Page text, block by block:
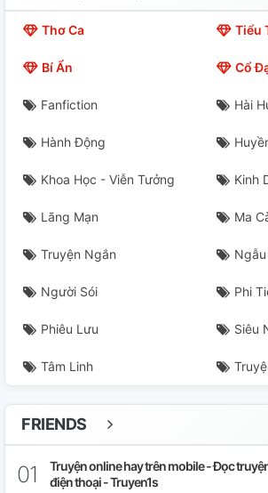
Thơ Ca Tiểu
Bí Ẩn Cổ
Fanfiction Hài
Hành Động
Khoa Học - Viễn Tưởng Kinh
Lãng Mạn Ma
Truyện Ngắn
Người Sói Phi
Phiêu Lưu Siêu
Tâm Linh
FRIENDS
Truyện online hay trên mobile - Đọc
điện thoại - Truyen1s